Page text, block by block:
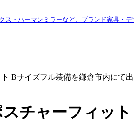
ス・ハーマンミラーなど、ブランド家具・
Bサイズフル装備を鎌倉市内にて出
チャーフィッ